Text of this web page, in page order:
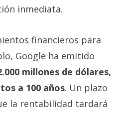
inmediata.
financieros para
Google ha emitido
millones de dólares,
a 100 años. Un plazo
la rentabilidad tardará